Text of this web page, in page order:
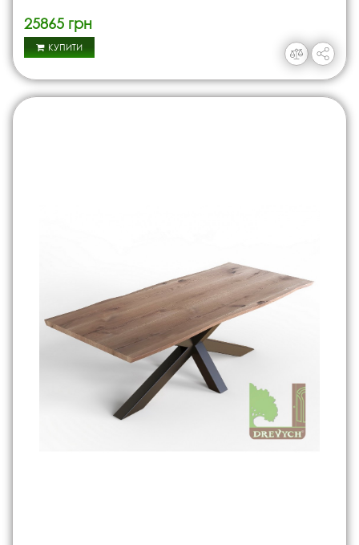
25865 грн
КУПИТИ